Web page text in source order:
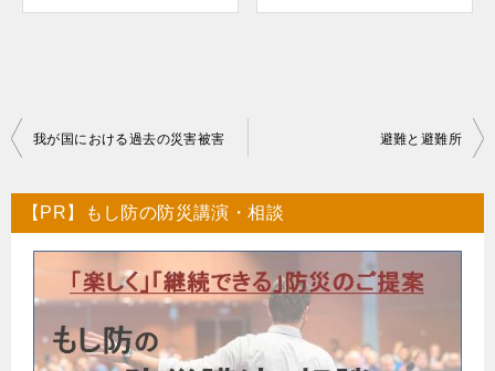
投
我が国における過去の災害被害 避難と避難所
【PR】もし防の防災講演・相談